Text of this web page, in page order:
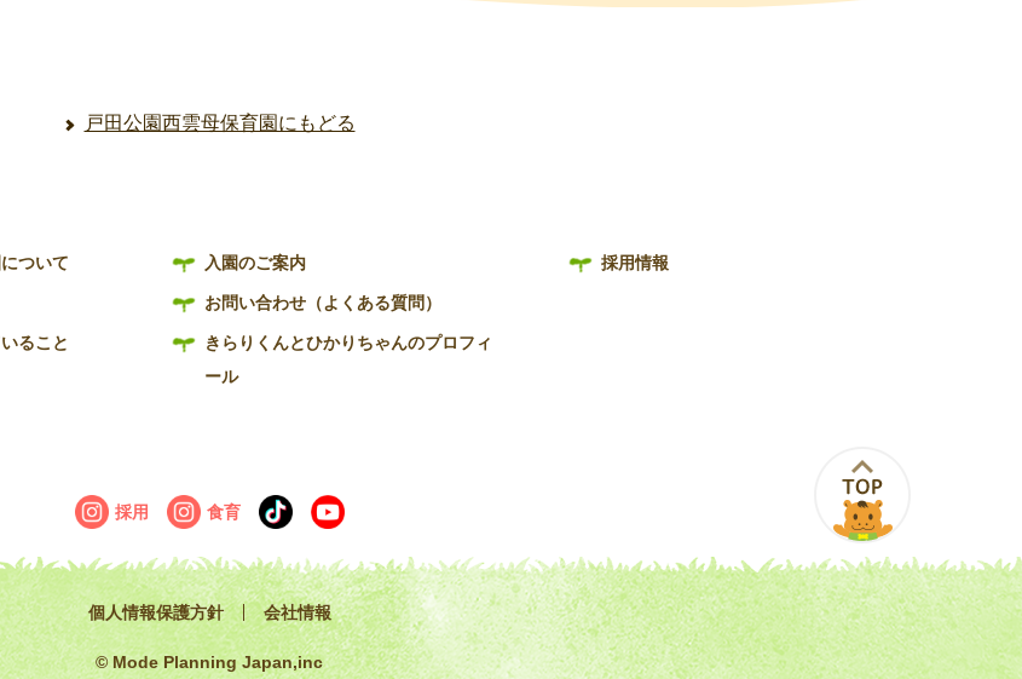
戸田公園西雲母保育園にもどる
ついて
ること
入園のご案内
お問い合わせ（よくある質問）
きらりくんとひかりちゃんのプロフィ
ール
採用情報
採用 食育
個人情報保護方針 会社情報
© Mode Planning Japan,inc